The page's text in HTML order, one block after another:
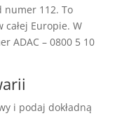
numer 112. To
Europie. W
ADAC – 0800 5 10
i podaj dokładną